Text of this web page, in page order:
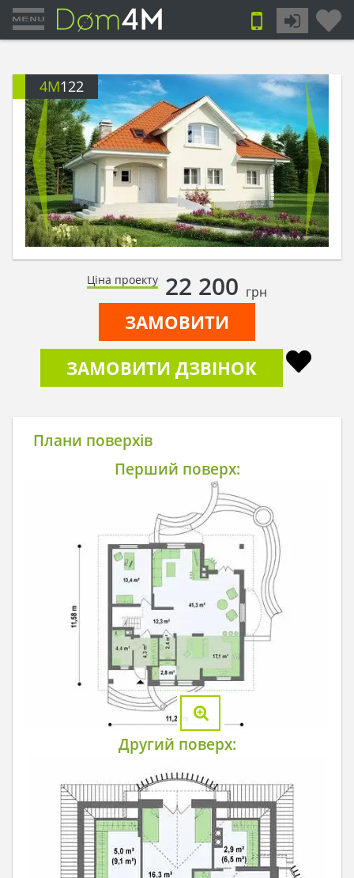
4M122
Ціна проекту 22 200 грн
ЗАМОВИТИ
ЗАМОВИТИ ДЗВІНОК
Плани поверхів
Перший поверх:
Другий поверх: